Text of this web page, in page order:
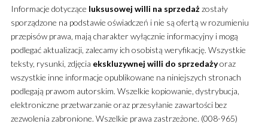
Informacje dotyczące luksusowej willi na sprzedażzostały
sporządzone na podstawie oświadczeń i nie są ofertą w rozumieniu
przepisów prawa, mają charakter wyłącznie informacyjny i mogą
podlegać aktualizacji, zalecamy ich osobistą weryfikację. Wszystkie
teksty, rysunki, zdjęcia ekskluzywnej willi do sprzedażyoraz
wszystkie inne informacje opublikowane na niniejszych stronach
podlegają prawom autorskim. Wszelkie kopiowanie, dystrybucja,
elektroniczne przetwarzanie oraz przesyłanie zawartości bez
zezwolenia zabronione. Wszelkie prawa zastrzeżone. (008-965)